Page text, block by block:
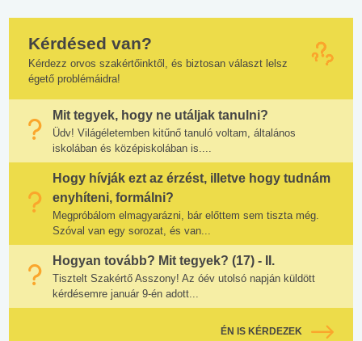
Kérdésed van?
Kérdezz orvos szakértőinktől, és biztosan választ lelsz
égető problémáidra!
Mit tegyek, hogy ne utáljak tanulni?
Üdv! Világéletemben kitűnő tanuló voltam, általános
iskolában és középiskolában is....
Hogy hívják ezt az érzést, illetve hogy tudnám
enyhíteni, formálni?
Megpróbálom elmagyarázni, bár előttem sem tiszta még.
Szóval van egy sorozat, és van...
Hogyan tovább? Mit tegyek? (17) - II.
Tisztelt Szakértő Asszony! Az óév utolsó napján küldött
kérdésemre január 9-én adott...
ÉN IS KÉRDEZEK